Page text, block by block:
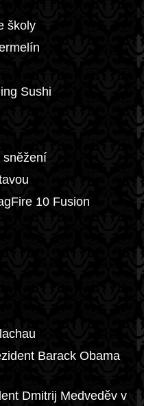
školy
Sushi
sněžení
10 Fusion
Barack Obama
Dmitrij Medveděv v